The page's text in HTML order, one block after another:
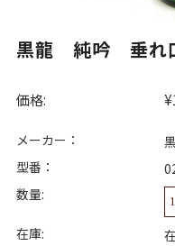
黒龍 純吟 垂
価格:
メーカー：
型番：
数量:
在庫: